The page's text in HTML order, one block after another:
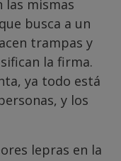
las mismas
busca a un
trampas y
la firma.
ya todo está
y los
lepras en la